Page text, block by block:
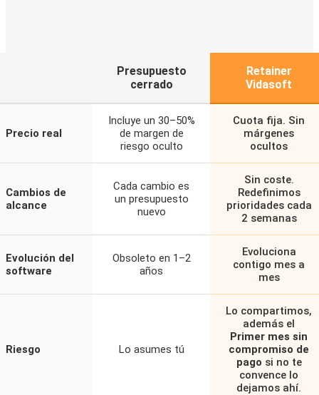
Presupuesto
cerrado
Retainer
Vidasoft
Precio real
Incluye un 30–50%
de margen de
riesgo oculto
Cuota fija. Sin
márgenes
ocultos
Cambios de
alcance
Cada cambio es
un presupuesto
nuevo
Sin coste.
Redefinimos
prioridades cada
2 semanas
Evolución del
software
Obsoleto en 1–2
años
Evoluciona
contigo mes a
mes
Riesgo Lo asumes tú
Lo compartimos,
además el
Primer mes sin
compromiso de
pago si no te
convence lo
dejamos ahí.